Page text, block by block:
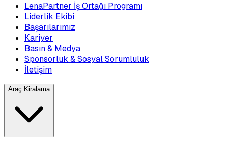
LenaPartner İş Ortağı Programı
Liderlik Ekibi
Başarılarımız
Kariyer
Basın & Medya
Sponsorluk & Sosyal Sorumluluk
İletişim
Araç Kiralama